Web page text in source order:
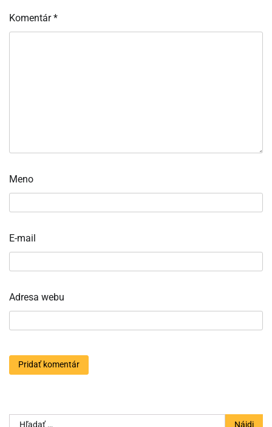
Komentár*
Meno
E-mail
Adresa webu
Hľadať: